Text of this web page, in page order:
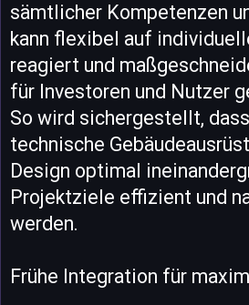
sämtlicher Kompetenzen
kann flexibel auf
reagiert und
für Investoren und Nutzer
So wird sichergestellt,
technische
Design optimal
Projektziele effizient und
werden.
Frühe Integration für